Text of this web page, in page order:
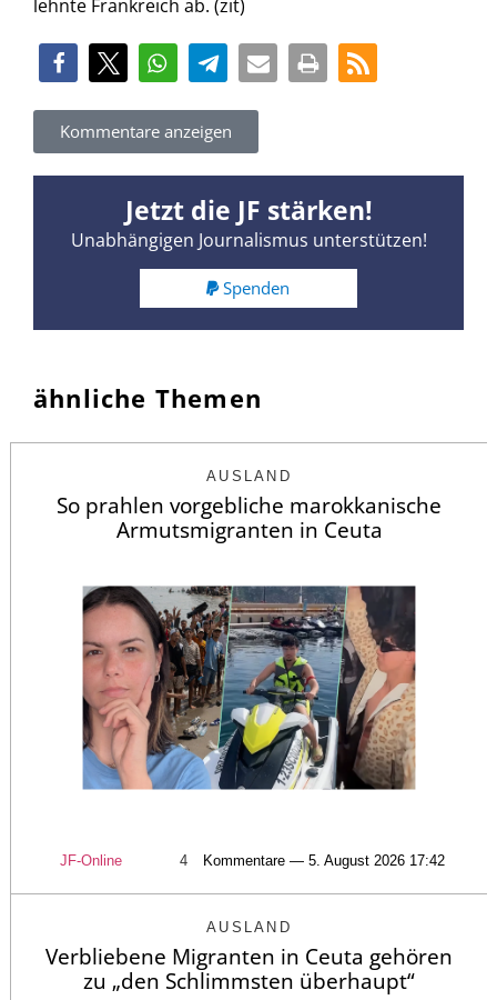
lehnte Frankreich ab. (zit)
Kommentare anzeigen
Jetzt die JF stärken!
Unabhängigen Journalismus unterstützen!
Spenden
ähnliche Themen
AUSLAND
So prahlen vorgebliche marokkanische
Armutsmigranten in Ceuta
JF-Online 4 Kommentare — 5. August 2026 17:42
AUSLAND
Verbliebene Migranten in Ceuta gehören
zu „den Schlimmsten überhaupt“